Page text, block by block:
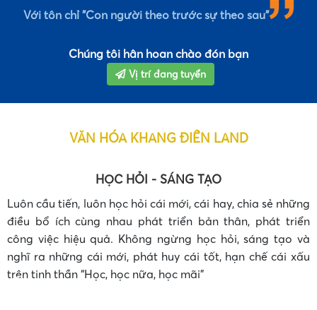
•
Với tôn chỉ "Con người theo trước sự theo sau"
Chúng tôi hân hoan chào đón bạn
Vị trí đang tuyển
VĂN HÓA KHANG ĐIỀN LAND
HỌC HỎI - SÁNG TẠO
Luôn cầu tiến, luôn học hỏi cái mới, cái hay, chia sẻ những
điều bổ ích cùng nhau phát triển bản thân, phát triển
công việc hiệu quả. Không ngừng học hỏi, sáng tạo và
nghĩ ra những cái mới, phát huy cái tốt, hạn chế cái xấu
trên tinh thần “Học, học nữa, học mãi”